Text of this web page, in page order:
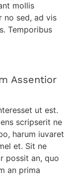
mollis
no sed, ad vis
Temporibus
Assentior
ut est.
scripserit ne
harum iuvaret
et. Sit ne
possit an, quo
an prima